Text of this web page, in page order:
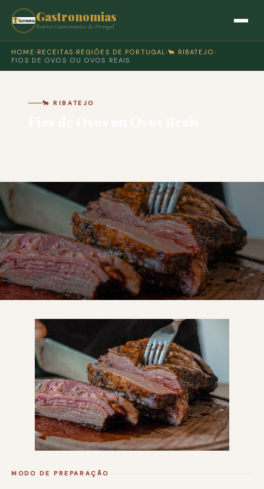
Gastronomias
Roteiro Gastronómico de Portugal
HOME › RECEITAS › REGIÕES DE PORTUGAL›🐂 RIBATEJO ›
FIOS DE OVOS OU OVOS REAIS
🐂 RIBATEJO
MODO DE PREPARAÇÃO